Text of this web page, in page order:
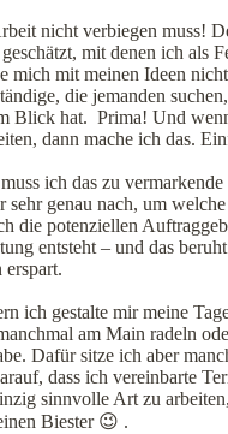
nicht verbiegen muss!
mit denen ich als
mit meinen Ideen
die jemanden
Blick hat. Prima! Und
dann mache ich das.
ich das zu
genau nach, um
die potenziellen
entsteht – und das
ich gestalte mir meine
am Main radeln
Dafür sitze ich aber
dass ich vereinbarte
sinnvolle Art zu
Biester 😉 .